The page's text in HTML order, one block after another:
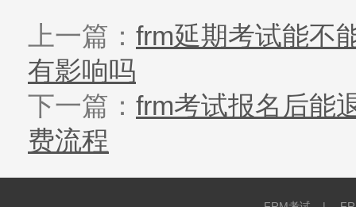
上一篇： frm延期考试能不
有影响吗
下一篇： frm考试报名后能
费流程